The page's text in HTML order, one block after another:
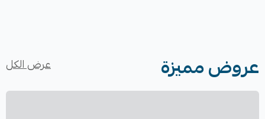
عروض مميزة عرض الكل